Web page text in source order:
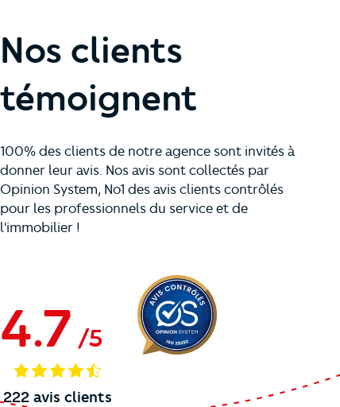
Nos clients
témoignent
100% des clients de notre agence sont invités à
donner leur avis. Nos avis sont collectés par
Opinion System, No1 des avis clients contrôlés
pour les professionnels du service et de
l'immobilier !
4.7 /5
222 avis clients